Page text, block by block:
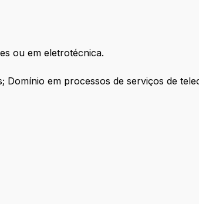
ou em eletrotécnica.
Domínio em processos de serviços de